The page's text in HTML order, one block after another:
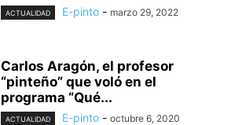
ACTUALIDAD E-pinto - marzo 29, 2022
Carlos Aragón, el profesor
“pinteño” que voló en el
programa “Qué...
ACTUALIDAD E-pinto - octubre 6, 2020